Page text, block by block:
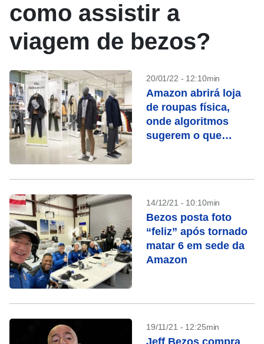
como assistir a
viagem de bezos?
20/01/22 - 12:10min
Amazon abrirá loja
de roupas física,
onde algoritmos
sugerem o que
14/12/21 - 10:10min
Bezos posta foto
“feliz” após tornado
matar 6 em sede da
Amazon
19/11/21 - 12:25min
Jeff Bezos compra